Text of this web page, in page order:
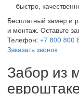
— быстро,
Бесплатный замер и
и монтаж. Оставьте
Телефон: +7 800 800
Заказать звонок
Забор из